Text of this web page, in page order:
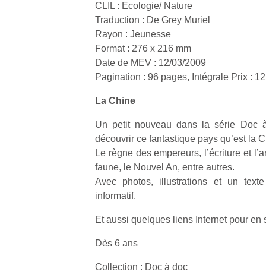
CLIL : Ecologie/ Nature
Traduction : De Grey Muriel
Rayon : Jeunesse
Format : 276 x 216 mm
Date de MEV : 12/03/2009
Pagination : 96 pages, Intégrale Prix :
La Chine
Un petit nouveau dans la série Doc
découvrir ce fantastique pays qu’est la
Le règne des empereurs, l’écriture et
faune, le Nouvel An, entre autres.
Avec photos, illustrations et un
informatif.
Et aussi quelques liens Internet pour en
Dès 6 ans
Collection : Doc à doc